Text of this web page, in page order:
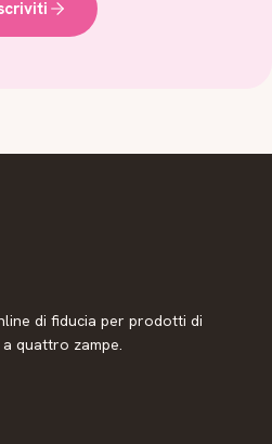
di fiducia per prodotti di
quattro zampe.